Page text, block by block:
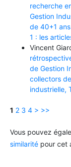
recherche
Gestion
de 40+1
1 : les
Vincent
de Gestion
collectors
industrielle,
1 2 3 4 > >>
Vous pouvez
similaritépour cet